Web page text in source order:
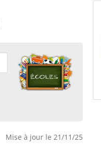
Mise à jour le 21/11/25